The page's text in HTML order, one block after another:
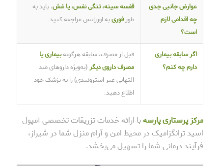
عوارض جانبی جدی
چه اقدامی لازم
است؟
قفسه سینه، تنگی نفس، یا غش، باید به
طورفوریبه اورژانس مراجعه کنید.
اگر سابقه بیماری
دارم چه کنم؟
قبل از مصرف، سابقه هرگونهبیماری یا
مصرف داروی دیگر(به‌ویژه داروهای ضد
التهابی غیر استروئیدی) را به پزشک خود
اطلاع دهید.
مرکز پرستاری پارسهبا ارائه خدمات تزریقات تخصصی آمپول
اسید ترانگزامیک در محیط امن و آرام منزل شما در شیراز،
فرآیند درمانی شما را تسهیل می‌بخشد.